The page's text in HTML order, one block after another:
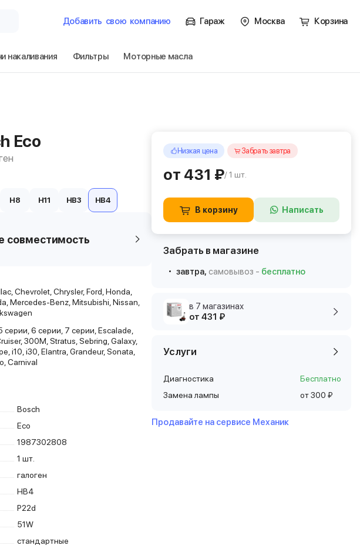
Добавить свою компанию Гараж Москва Корзина
накаливания Фильтры Моторные масла
Eco
H8 H11 HB3 HB4
совместимость
Chevrolet, Chrysler, Ford, Honda,
Mercedes-Benz, Mitsubishi, Nissan,
серии, 6 серии, 7 серии, Escalade,
300M, Stratus, Sebring, Galaxy,
i10, i30, Elantra, Grandeur, Sonata,
Carnival
Bosch
Eco
1987302808
1 шт.
галоген
HB4
P22d
51W
стандартные
Низкая цена Забрать завтра
от 431 ₽/ 1 шт.
В корзину Написать
Забрать в магазине
завтра, самовывоз - бесплатно
в 7 магазинах
от 431 ₽
Услуги
Диагностика
Бесплатно
Замена лампы
от 300 ₽
Продавайте на сервисе Механик